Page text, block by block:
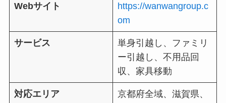
Webサイト
https://wanwangroup.c
om
サービス
単身引越し、ファミリ
ー引越し、不用品回
収、家具移動
対応エリア
京都府全域、滋賀県、